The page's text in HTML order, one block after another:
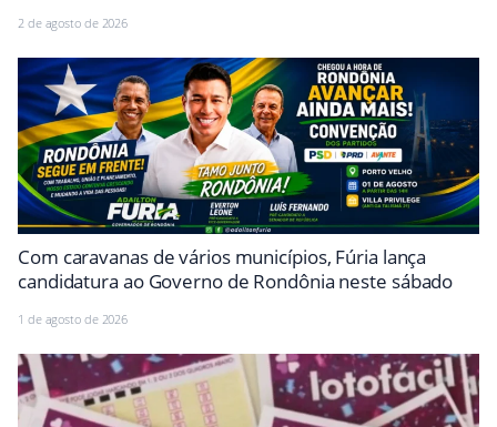
2 de agosto de 2026
Com caravanas de vários municípios, Fúria lança
candidatura ao Governo de Rondônia neste sábado
1 de agosto de 2026